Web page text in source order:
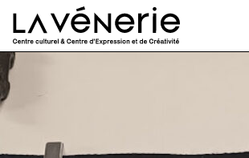
Aller au contenu principal